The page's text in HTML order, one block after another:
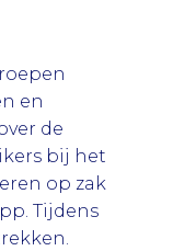
en
de
bij het
op zak
Tijdens